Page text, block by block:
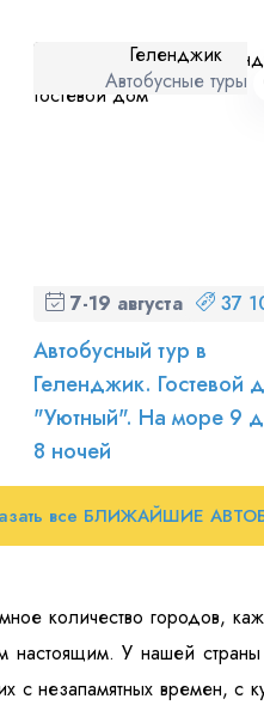
Геленджик
Автобусные туры
7-19 августа (пт-ср)
37
Автобусный тур в
Геленджик. Гостевой
"Уютный". На море 9
8 ночей
все БЛИЖАЙШИЕ
количество городов,
У нашей страны
с незапамятных времен, с